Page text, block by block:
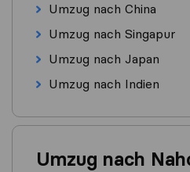
Umzug nach China
Umzug nach Singapur
Umzug nach Japan
Umzug nach Indien
Umzug nach